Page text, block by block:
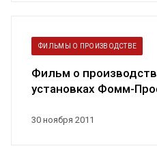
30 ноября 2011
ФИЛЬМЫ О ПРОИЗВОДСТВЕ
Фильм о
установках Фомм-